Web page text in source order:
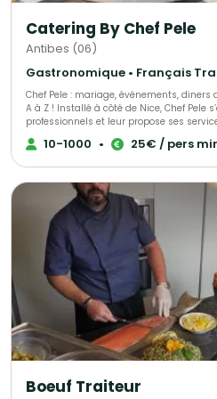
Catering By Chef Pele
Antibes (06)
Chef Pele : mariage, événements, diners
A à Z ! Installé à côté de Nice, Chef Pele s’adresse aux particuliers et aux
professionnels et leur propose ses
pour l’organisation de leurs événements. Allant de l’organisation de
banquets (Prince du Danemark) à du
Il offre à sa clientèle des produits de
un Maître Sommelier.
10-1000 • 25€ / pers
Boeuf Traiteur